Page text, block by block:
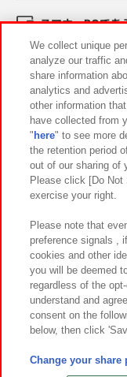
スマホ・PCであ
イベント・キャ
関連会社
プライバシーポリシー
お取引先さ
カスタマーハラスメン
We collect unique
analyze our traffic
share information
analytics and
other information
have collected from
" here" to see more
the retention period
out of our sharing of
Please click [Do
exercise your right.
Please note that
preference signals ,
cookies and other
you will be deemed
regardless of the
understand and
consent on the
below, then click
Change your share